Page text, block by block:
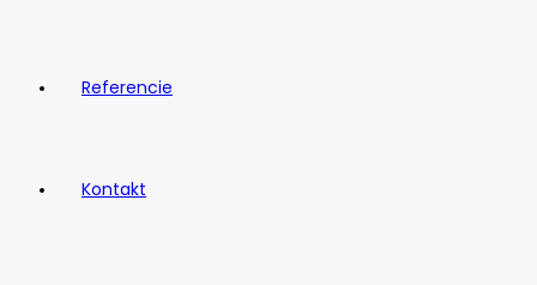
Referencie
Kontakt